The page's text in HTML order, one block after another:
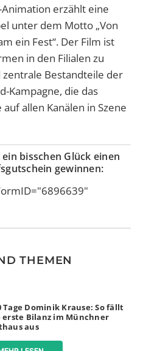
erzählt eine
unter dem Motto „Von
ein Fest“. Der Film ist
in den Filialen zu
zentrale Bestandteile der
Kampagne, die das
allen Kanälen in Szene
bisschen Glück einen
gewinnen:
THEMEN
Tage Dominik Krause: So fällt
erste Bilanz im Münchner
aus